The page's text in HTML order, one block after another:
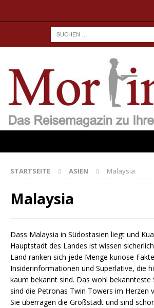
STARTSEITE ASIEN Malaysia
Malaysia
Dass Malaysia in Südostasien liegt und
Hauptstadt des Landes ist wissen
Land ranken sich jede Menge kuriose
Insiderinformationen und Superlative, die
kaum bekannt sind. Das wohl bekannteste
sind die Petronas Twin Towers im Herzen
Sie überragen die Großstadt und sind